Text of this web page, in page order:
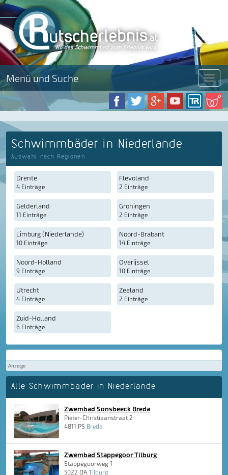
Menü und Suche Menü
Schwimmbäder in Niederlande
Auswahl nach Regionen
Drente
4 Einträge
Flevoland
2 Einträge
Gelderland
11 Einträge
Groningen
2 Einträge
Limburg (Niederlande)
10 Einträge
Noord-Brabant
14 Einträge
Noord-Holland
9 Einträge
Overijssel
10 Einträge
Utrecht
4 Einträge
Zeeland
2 Einträge
Zuid-Holland
6 Einträge
Anzeige
Alle Schwimmbäder in Niederlande
Zwembad Sonsbeeck Breda
Pieter-Christiaanstraat 2
4811 PS Breda
Zwembad Stappegoor Tilburg
Stappegoorweg 1
5022 DA Tilburg